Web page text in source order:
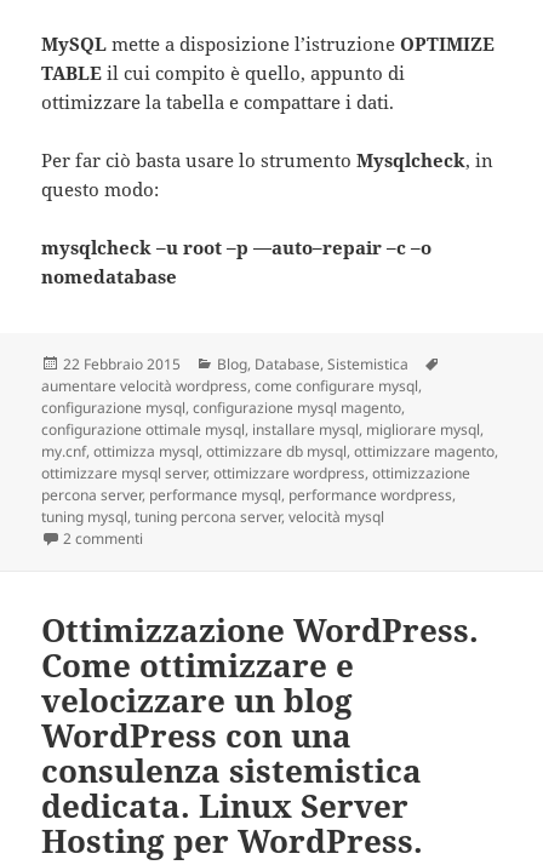
MySQL mette a disposizione l’istruzioneOPTIMIZE
TABLE il cui compito è quello, appunto di
ottimizzare la tabella e compattare i dati.
Per far ciò basta usare lo strumentoMysqlcheck, in
questo modo:
mysqlcheck –u root –p —auto–repair –c –o
nomedatabase
Scritto
il
22 Febbraio 2015 Categorie
Blog, Database,Sistemistica
aumentare velocità wordpress,come configurare mysql,
configurazione mysql,configurazione mysql magento,
configurazione ottimale mysql, installare mysql, migliorare mysql,
my.cnf,ottimizza mysql,ottimizzare db mysql,ottimizzare magento,
ottimizzare mysql server,ottimizzare wordpress,ottimizzazione
percona server, performance mysql, performance wordpress,
tuning mysql,tuning percona server,velocità mysql
2 commenti
Ottimizzazione WordPress.
Come ottimizzare e
velocizzare un blog
WordPress con una
consulenza sistemistica
dedicata. Linux Server
Hosting per WordPress.